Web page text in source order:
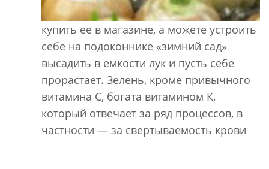
купить ее в магазине, а можете устроить
себе на подоконнике «зимний сад»
высадить в емкости лук и пусть себе
прорастает. Зелень, кроме привычного
витамина С, богата витамином К,
который отвечает за ряд процессов, в
частности — за свертываемость крови